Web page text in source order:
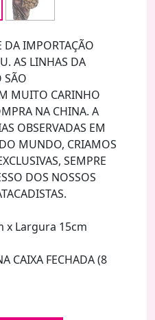
DA IMPORTAÇÃO
AS LINHAS DA
SÃO
MUITO CARINHO
NA CHINA. A
OBSERVADAS EM
MUNDO, CRIAMOS
SEMPRE
DOS NOSSOS
x Largura 15cm
CAIXA FECHADA (8